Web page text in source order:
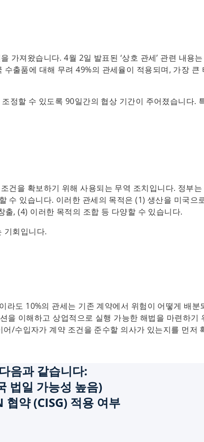
가져왔습니다. 4월 2일 발표된 ‘상호 관세’ 관련 내용
출품에 대해 무려 49%의 관세율이 적용되며, 가장 큰
정할 수 있도록 90일간의 협상 기간이 주어졌습니다.
건을 확보하기 위해 사용되는 무역 조치입니다. 정부는
수 있습니다. 이러한 관세의 목적은 (1) 생산을 미국으
, (4) 이러한 목적의 조합 등 다양할 수 있습니다.
기회입니다.
도 10%의 관세는 기존 계약에서 위험이 어떻게 배분
을 이해하고 상업적으로 실행 가능한 해법을 마련하기
/수입자가 계약 조건을 준수할 의사가 있는지를 먼저
음과 같습니다:
법일 가능성 높음)
약 (CISG) 적용 여부